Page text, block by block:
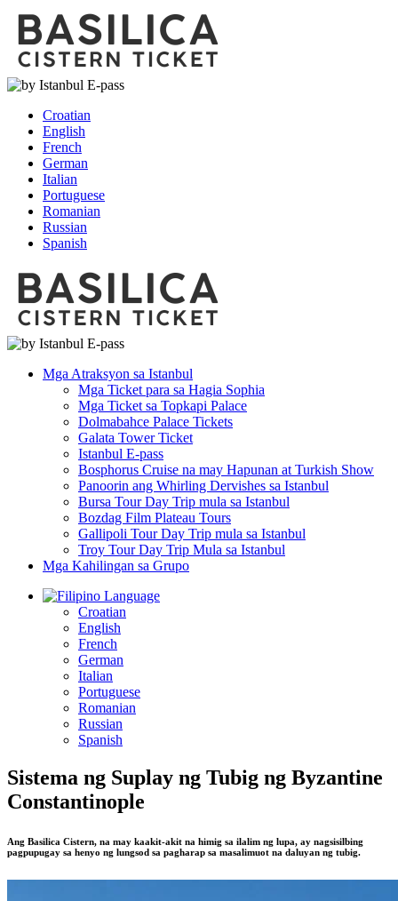
Croatian
English
French
German
Italian
Portuguese
Romanian
Russian
Spanish
Mga Atraksyon sa Istanbul
Mga Ticket para sa Hagia Sophia
Mga Ticket sa Topkapi Palace
Dolmabahce Palace Tickets
Galata Tower Ticket
Istanbul E-pass
Bosphorus Cruise na may Hapunan at Turkish Show
Panoorin ang Whirling Dervishes sa Istanbul
Bursa Tour Day Trip mula sa Istanbul
Bozdag Film Plateau Tours
Gallipoli Tour Day Trip mula sa Istanbul
Troy Tour Day Trip Mula sa Istanbul
Mga Kahilingan sa Grupo
Language
Croatian
English
French
German
Italian
Portuguese
Romanian
Russian
Spanish
Sistema ng Suplay ng Tubig ng Byzantine
Constantinople
Ang Basilica Cistern, na may kaakit-akit na himig sa ilalim ng lupa, ay nagsisilbing
pagpupugay sa henyo ng lungsod sa pagharap sa masalimuot na daluyan ng tubig.